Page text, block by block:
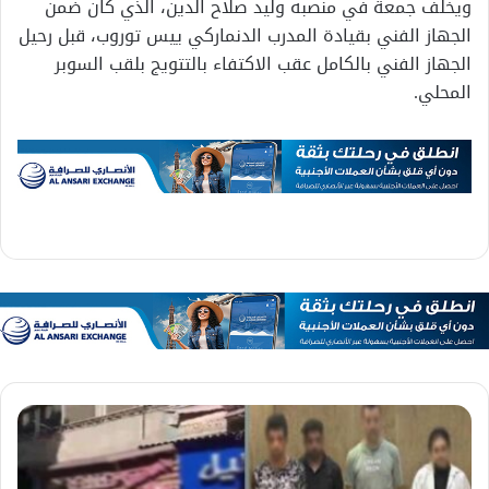
ويخلف جمعة في منصبه وليد صلاح الدين، الذي كان ضمن
الجهاز الفني بقيادة المدرب الدنماركي ييس توروب، قبل رحيل
الجهاز الفني بالكامل عقب الاكتفاء بالتتويج بلقب السوبر
المحلي.